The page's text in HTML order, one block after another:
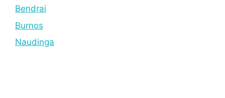
Bendrai
Burnos
Naudinga